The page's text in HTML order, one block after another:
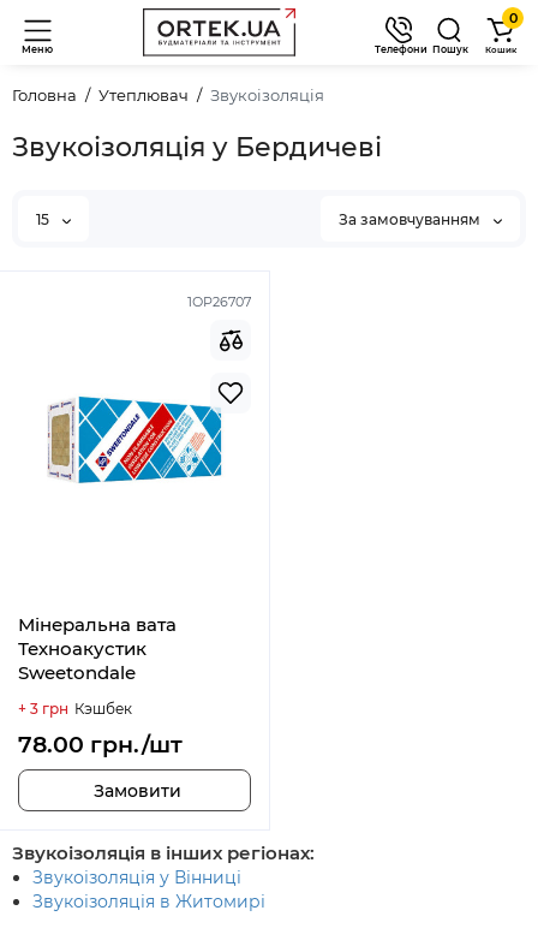
Меню Телефони Пошук
0
Кошик
Головна Утеплювач Звукоізоляція
Звукоізоляція у Бердичеві
15 За замовчуванням
1ОР26707
Мінеральна вата
Техноакустик
Sweetondale
+ 3 грн Кэшбек
78.00 грн./шт
Замовити
Звукоізоляція в інших регіонах:
Звукоізоляція у Вінниці
Звукоізоляція в Житомирі